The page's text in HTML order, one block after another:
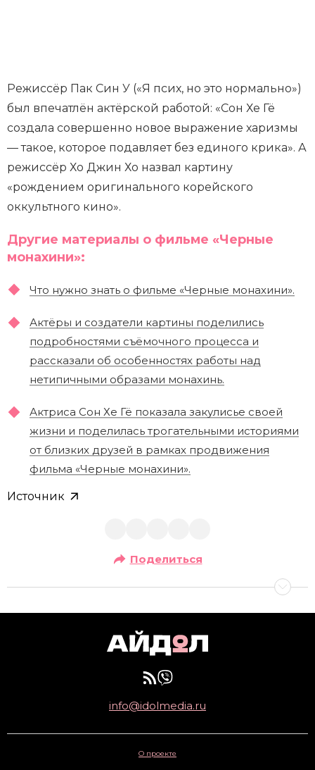
Режиссёр Пак Син У («Я псих, но это нормально»)
был впечатлён актёрской работой: «Сон Хе Гё
создала совершенно новое выражение харизмы
— такое, которое подавляет без единого крика». А
режиссёр Хо Джин Хо назвал картину
«рождением оригинального корейского
оккультного кино».
Другие материалы о фильме «Черные
монахини»:
Что нужно знать о фильме «Черные монахини».
Актёры и создатели картины поделились
подробностями съёмочного процесса и
рассказали об особенностях работы над
нетипичными образами монахинь.
Актриса Сон Хе Гё показала закулисье своей
жизни и поделилась трогательными историями
от близких друзей в рамках продвижения
фильма «Черные монахини».
Источник
Поделиться
info@idolmedia.ru
О проекте